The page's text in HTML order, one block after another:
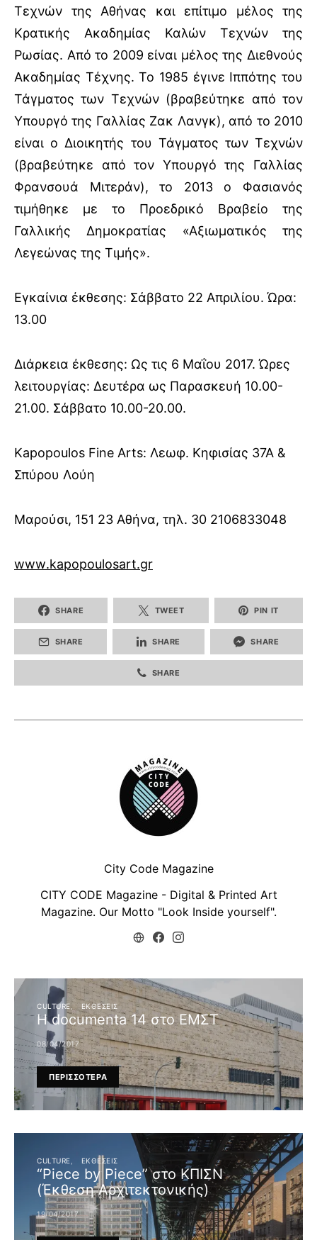
Τεχνών της Αθήνας και επίτιμο μέλος της
Κρατικής Ακαδημίας Καλών Τεχνών της
Ρωσίας. Από το 2009 είναι μέλος της Διεθνούς
Ακαδημίας Τέχνης. Το 1985 έγινε Ιππότης του
Τάγματος των Τεχνών (βραβεύτηκε από τον
Υπουργό της Γαλλίας Ζακ Λανγκ), από το 2010
είναι ο Διοικητής του Τάγματος των Τεχνών
(βραβεύτηκε από τον Υπουργό της Γαλλίας
Φρανσουά Μιτεράν), το 2013 ο Φασιανός
τιμήθηκε με το Προεδρικό Βραβείο της
Γαλλικής Δημοκρατίας «Αξιωματικός της
Λεγεώνας της Τιμής».
Εγκαίνια έκθεσης: Σάββατο 22 Απριλίου. Ώρα:
13.00
Διάρκεια έκθεσης: Ως τις 6 Μαΐου 2017. Ώρες
λειτουργίας: Δευτέρα ως Παρασκευή 10.00-
21.00. Σάββατο 10.00-20.00.
Kapopoulos Fine Arts: Λεωφ. Κηφισίας 37Α &
Σπύρου Λούη
Μαρούσι, 151 23 Αθήνα, τηλ. 30 2106833048
www.kapopoulosart.gr
SHARE TWEET PIN IT
SHARE SHARE SHARE
SHARE
City Code Magazine
CITY CODE Magazine - Digital & Printed Art
Magazine. Our Motto "Look Inside yourself".
CULTURE ΕΚΘΕΣΕΙΣ
Η documenta 14 στο ΕΜΣΤ
08/04/2017
ΠΕΡΙΣΣΟΤΕΡΑ
CULTURE ΕΚΘΕΣΕΙΣ
“Piece by Piece” στο ΚΠΙΣΝ
(Έκθεση Αρχιτεκτονικής)
19/04/2017